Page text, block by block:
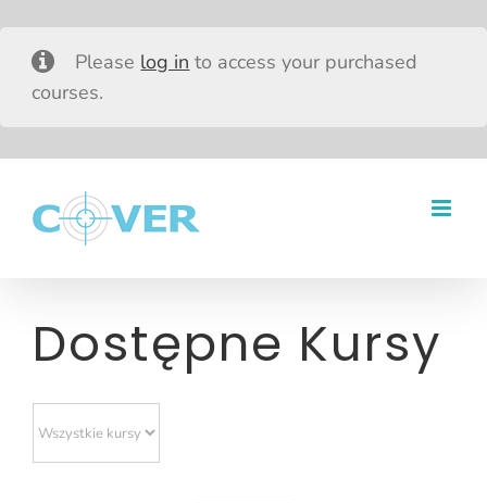
Please log in to access your purchased
courses.
zawartości
Dostępne Kursy